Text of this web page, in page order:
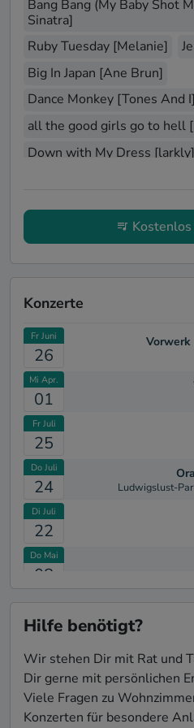
noch einmal viel
flexibel auch auf
währenddessen
sehr zufrieden und
wieder "buchen".
Bang Bang (My Baby Shot
Sinatra]
Ruby Tuesday [Melanie]
Big In Japan [Ane Brun]
Dance Monkey [Tones And I]
all the good girls go to hell
Down with My Dress [larkly]
Piece by Piece [Katie Melua]
Don't Know Why [Norah
meridith brooks - im a bitch
Konzerte
Fr Juni
26
Vorwerk
Mi Apr.
01
Fr Juli
25
Do Juli
24 Ludwigslust-
Di Juli
22
Do Mai
08
16
12 Bad
Sa Okt.
12
Hilfe benötigt?
Wir stehen Dir mit Rat und
Dir gerne mit persönlichen
Viele Fragen zu
Konzerten für besondere